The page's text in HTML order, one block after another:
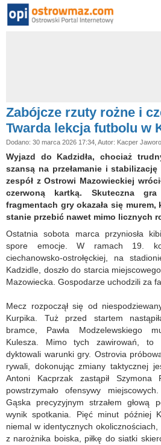
Zabójcze rzuty rożne i
Twarda lekcja futbolu w
Dodano: 30 marca 2026 17:34, Autor: Kacper
Wyjazd do Kadzidła, chociaż
szansą na przełamanie i
zespół z Ostrowi Mazowieckiej
czerwoną kartką. Skuteczna
fragmentach gry okazała się
stanie przebić nawet mimo licznych
Ostatnia sobota marca przyniosła
spore emocje. W ramach 19.
ciechanowsko-ostrołęckiej, na
Kadzidle, doszło do starcia
Mazowiecka. Gospodarze uchodzili za
Mecz rozpoczął się od
Kurpika. Tuż przed startem
bramce, Pawła Modzelewskiego
Kulesza. Mimo tych zawirowań, to
dyktowali warunki gry. Ostrovia
rywali, dokonując zmiany taktycznej
Antoni Kacprzak zastąpił
powstrzymało ofensywy
Gąska precyzyjnym strzałem głową
wynik spotkania. Pięć minut później
niemal w identycznych
z narożnika boiska, piłkę do siatki